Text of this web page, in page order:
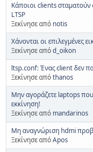
Κάποιοι clients
LTSP
Ξεκίνησε από notis
Χάνονται οι επιλεγμένες
Ξεκίνησε απόd_oikon
ltsp.conf: Ένας client δεν
Ξεκίνησε απόthanos
Μην αγοράζετε laptops
εκκίνηση!
Ξεκίνησε από mandarinos
Μη αναγνώριση hdmi
Ξεκίνησε απόApos